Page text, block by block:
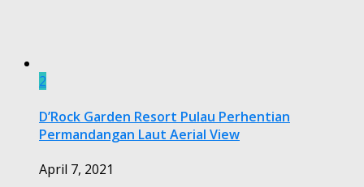
2
D’Rock Garden Resort Pulau Perhentian
Permandangan Laut Aerial View
April 7, 2021